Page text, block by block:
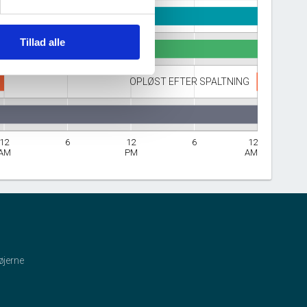
Tillad alle
12
6
12
PM
6
12
AM
OPLØST EFTER SPALTNING